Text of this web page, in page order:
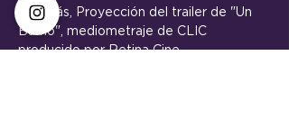
Además, Proyección del trailer de "Un
Barrio", mediometraje de CLIC
producido por Retina Cine.